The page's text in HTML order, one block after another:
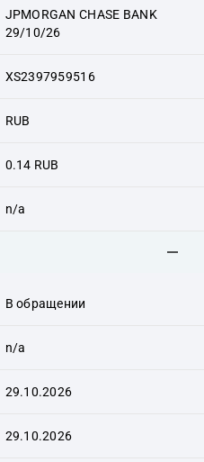
JPMORGAN CHASE BANK
29/10/26
XS2397959516
RUB
0.14 RUB
n/a
В обращении
n/a
29.10.2026
29.10.2026